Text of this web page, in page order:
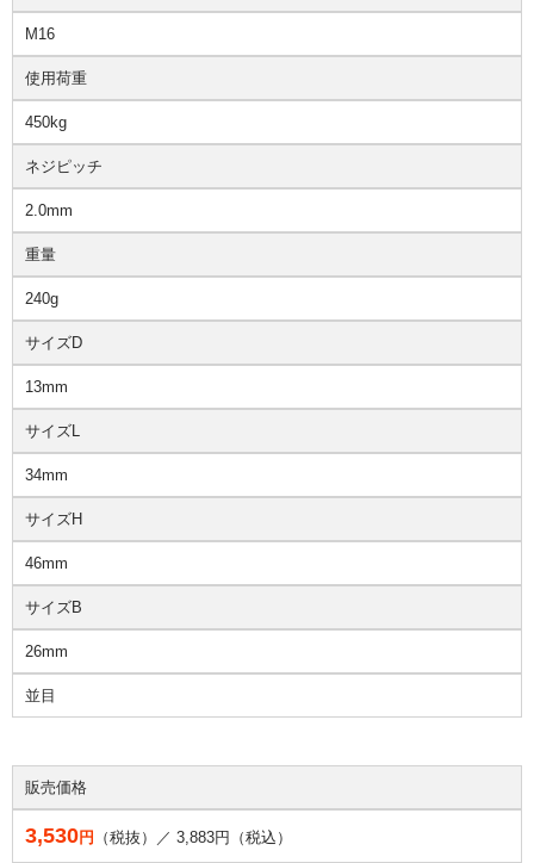
M16
使用荷重
450kg
ネジピッチ
2.0mm
重量
240g
サイズD
13mm
サイズL
34mm
サイズH
46mm
サイズB
26mm
並目
販売価格
3,530円 （税抜）／ 3,883円（税込）